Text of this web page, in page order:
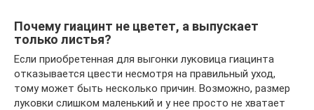
Почему гиацинт не цветет, а выпускает
только листья?
Если приобретенная для выгонки луковица гиацинта
отказывается цвести несмотря на правильный уход,
тому может быть несколько причин. Возможно, размер
луковки слишком маленький и у нее просто не хватает